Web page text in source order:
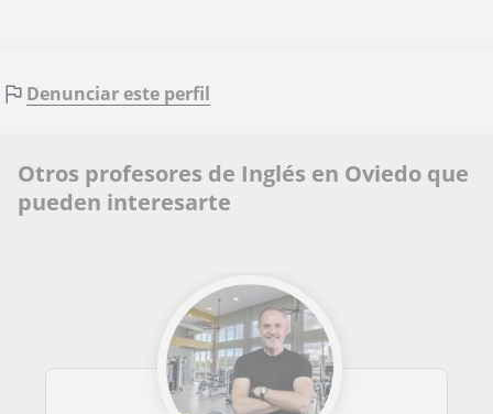
Denunciar este perfil
Otros profesores de Inglés en Oviedo que
pueden interesarte